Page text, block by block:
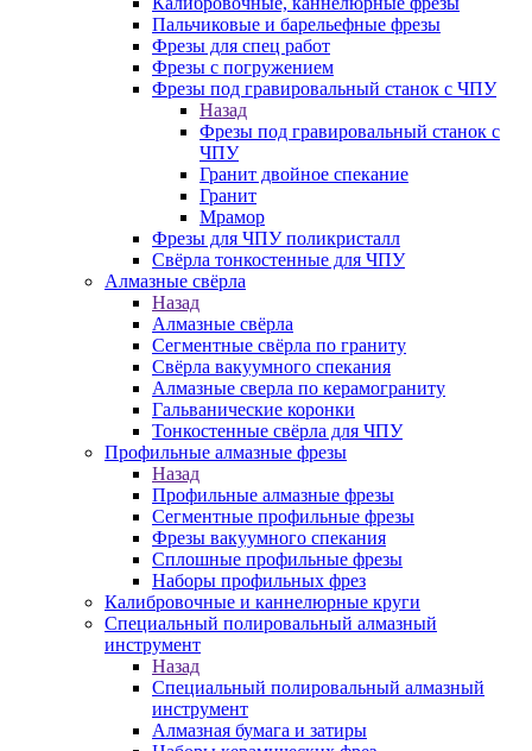
Пальчиковые и барельефные фрезы
Фрезы для спец работ
Фрезы с погружением
Фрезы под гравировальный станок с ЧПУ
Назад
Фрезы под гравировальный станок с
ЧПУ
Гранит двойное спекание
Гранит
Мрамор
Фрезы для ЧПУ поликристалл
Свёрла тонкостенные для ЧПУ
Алмазные свёрла
Назад
Алмазные свёрла
Сегментные свёрла по граниту
Свёрла вакуумного спекания
Алмазные сверла по керамограниту
Гальванические коронки
Тонкостенные свёрла для ЧПУ
Профильные алмазные фрезы
Назад
Профильные алмазные фрезы
Сегментные профильные фрезы
Фрезы вакуумного спекания
Сплошные профильные фрезы
Наборы профильных фрез
Калибровочные и каннелюрные круги
Специальный полировальный алмазный
инструмент
Назад
Специальный полировальный алмазный
инструмент
Алмазная бумага и затиры